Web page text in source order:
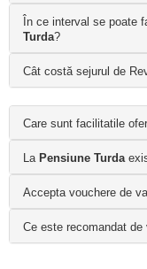
În ce interval se poate
Turda?
Cât costă sejurul de
Care sunt facilitatile
La Pensiune Turda
Accepta vouchere de
Ce este recomandat